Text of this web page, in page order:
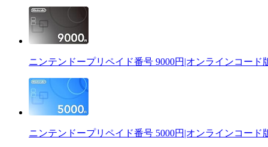
ニンテンドープリペイド番号 9000円|オンラインコード
ニンテンドープリペイド番号 5000円|オンラインコード